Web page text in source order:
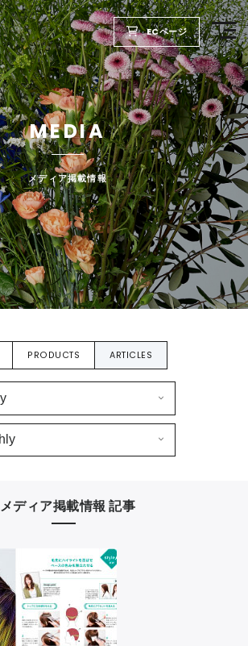
ECページ
MEDIA
メディア掲載情報
PRODUCTS ARTICLES
メディア掲載情報 記事
TOP
PRODUCTS
WELLBEING REPORT
FOR SALON
COMPANY